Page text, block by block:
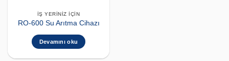
İŞ YERINIZ İÇIN
RO-600 Su Arıtma Cihazı
Devamını oku